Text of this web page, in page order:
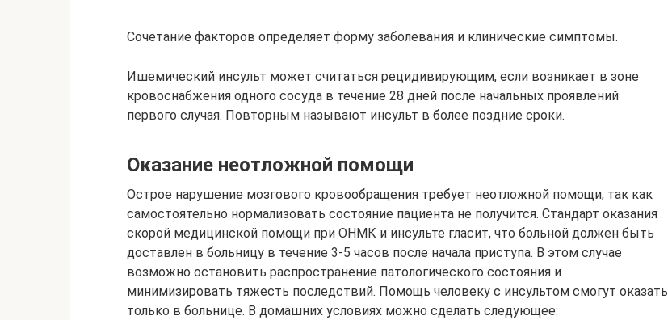
Сочетание факторов определяет форму заболевания и клинические симптомы.
Ишемический инсульт может считаться рецидивирующим, если возникает в зоне
кровоснабжения одного сосуда в течение 28 дней после начальных проявлений
первого случая. Повторным называют инсульт в более поздние сроки.
Оказание неотложной помощи
Острое нарушение мозгового кровообращения требует неотложной помощи, так как
самостоятельно нормализовать состояние пациента не получится. Стандарт оказания
скорой медицинской помощи при ОНМК и инсульте гласит, что больной должен быть
доставлен в больницу в течение 3-5 часов после начала приступа. В этом случае
возможно остановить распространение патологического состояния и
минимизировать тяжесть последствий. Помощь человеку с инсультом смогут оказать
только в больнице. В домашних условиях можно сделать следующее: